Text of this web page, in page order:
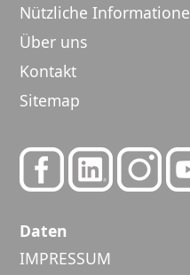
Nützliche
Über uns
Kontakt
Sitemap
Daten
IMPRESSUM